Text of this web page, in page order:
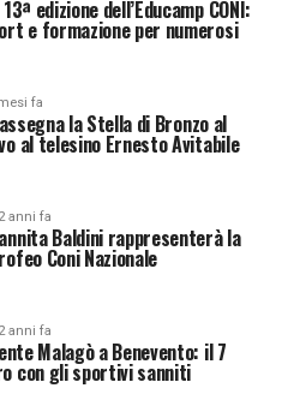
edizione dell’Educamp CONI:
e formazione per numerosi
fa
la Stella di Bronzo al
al telesino Ernesto Avitabile
2 anni fa
Baldini rappresenterà la
Coni Nazionale
2 anni fa
Malagò a Benevento: il 7
con gli sportivi sanniti